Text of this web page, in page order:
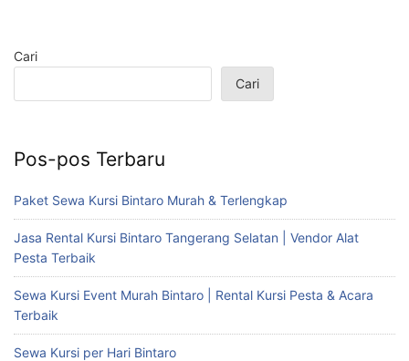
Cari
Cari
Pos-pos Terbaru
Paket Sewa Kursi Bintaro Murah & Terlengkap
Jasa Rental Kursi Bintaro Tangerang Selatan | Vendor Alat
Pesta Terbaik
Sewa Kursi Event Murah Bintaro | Rental Kursi Pesta & Acara
Terbaik
Sewa Kursi per Hari Bintaro